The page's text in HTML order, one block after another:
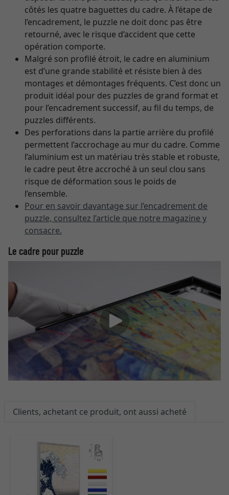
côtés les quatre baguettes du cadre. À l’étape de
l’encadrement, le puzzle ne doit donc pas être
retourné, avec le risque d’accident que cette
opération comporte.
Malgré son profilé étroit, le cadre en aluminium
est d’une grande stabilité et résiste bien à des
montages et démontages fréquents. C’est donc un
produit idéal pour des puzzles de grand format et
pour l’encadrement successif, au fil du temps, de
puzzles différents.
Des perforations dans la partie arrière du profilé
permettent l’accrochage au mur du cadre. Comme
l’aluminium est un matériau très stable et robuste,
le cadre peut être accroché à un seul clou sans
risque de déformation sous le poids de
l’ensemble.
Pour en savoir davantage sur l’encadrement de
puzzle, consultez l’article que notre magazine y
consacre.
Le cadre pour puzzle
Clients, achetant ce produit, ont aussi acheté